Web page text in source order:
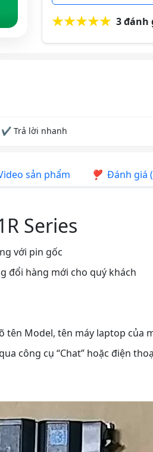
3 đánh
✔ Trả lời nhanh
sản phẩm
Đánh giá
Series
với pin gốc
đổi hàng mới cho quý khách
tên Model, tên máy laptop của
công cụ “Chat” hoặc điện